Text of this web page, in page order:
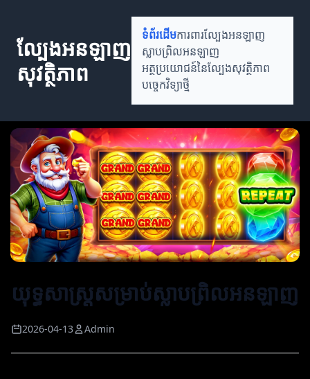
ល្បែងអនឡាញ
សុវត្ថិភាព
ទំព័រដើមការពារល្បែងអនឡាញ
ស្លាបព្រិលអនឡាញ
អត្ថប្រយោជន៍នៃល្បែងសុវត្ថិភាព
បច្ចេកវិទ្យាថ្មី
យុទ្ធសាស្ត្រសម្រាប់ស្លាបព្រិលអនឡាញ
2026-04-13 Admin